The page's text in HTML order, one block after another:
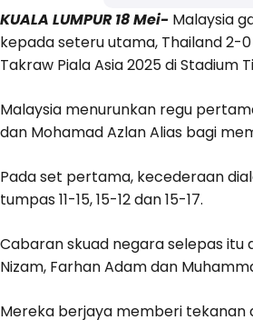
KUALA LUMPUR 18 Mei- Malaysia
kepada seteru utama, Thailand 2-
Takraw Piala Asia 2025 di Stadium
Malaysia menurunkan regu
dan Mohamad Azlan Alias bagi
Pada set pertama, kecederaan
tumpas 11-15, 15-12 dan 15-17.
Cabaran skuad negara selepas itu
Nizam, Farhan Adam dan
Mereka berjaya memberi tekanan